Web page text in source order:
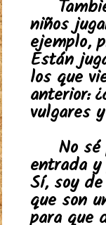
niños
ejemplo,
Están
los que
anterior:
vulgares
No
entrada y
Sí, soy
que son